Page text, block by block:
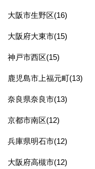
大阪市生野区(16)
大阪府大東市(15)
神戸市西区(15)
鹿児島市上福元町(13)
奈良県奈良市(13)
京都市南区(12)
兵庫県明石市(12)
大阪府高槻市(12)